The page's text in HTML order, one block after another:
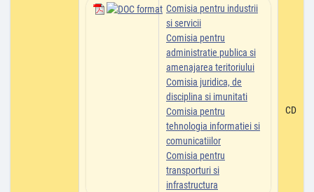
Comisia pentru industrii
si servicii
Comisia pentru
administratie publica si
amenajarea teritoriului
Comisia juridica, de
disciplina si imunitati
Comisia pentru
tehnologia informatiei si
comunicatiilor
Comisia pentru
transporturi si
infrastructura
CD